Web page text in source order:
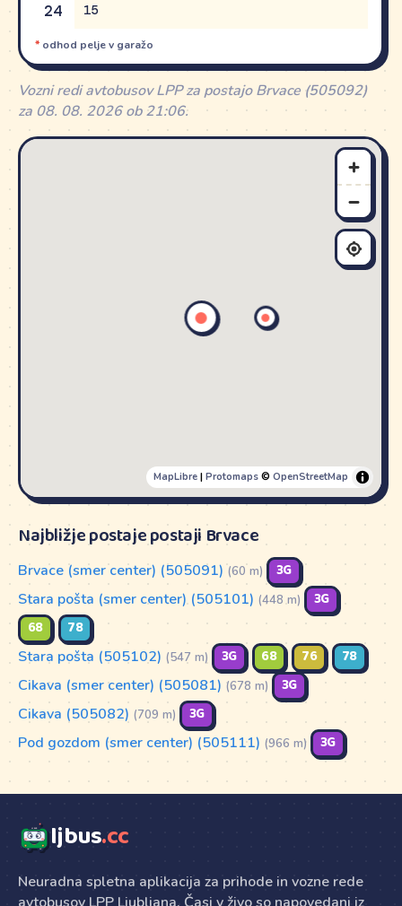
24 15
*odhod pelje v garažo
Vozni redi avtobusov LPP za postajo Brvace (505092)
za 08. 08. 2026 ob 21:06.
MapLibre| Protomaps© OpenStreetMap
Najbližje postaje postaji Brvace
Brvace (smer center) (505091) (60 m) 3G
Stara pošta (smer center) (505101) (448 m)
3G
68
78
Stara pošta (505102) (547 m) 3G 68 76 78
Cikava (smer center) (505081) (678 m) 3G
Cikava (505082) (709 m) 3G
Pod gozdom (smer center) (505111) (966 m) 3G
ljbus.cc
Neuradna spletna aplikacija za prihode in vozne rede
avtobusov LPP Ljubljana. Časi v živo so napovedani iz